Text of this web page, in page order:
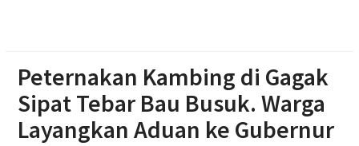
Peternakan Kambing di Gagak
Sipat Tebar Bau Busuk. Warga
Layangkan Aduan ke Gubernur